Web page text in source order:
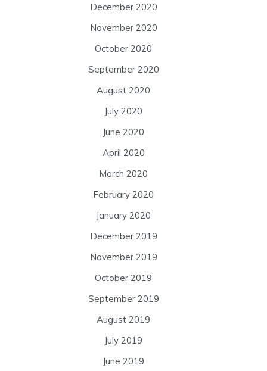
December 2020
November 2020
October 2020
September 2020
August 2020
July 2020
June 2020
April 2020
March 2020
February 2020
January 2020
December 2019
November 2019
October 2019
September 2019
August 2019
July 2019
June 2019